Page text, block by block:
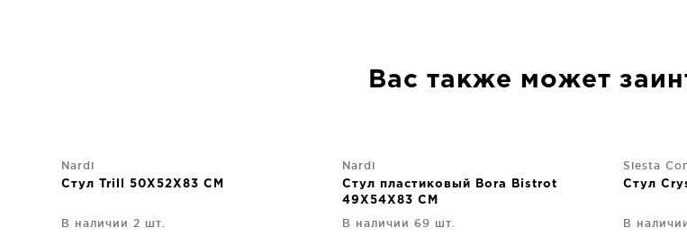
Вас также может
Nardi
Стул Trill 50X52X83 CM
В наличии 2 шт.
Nardi
Стул пластиковый Bora Bistrot
49X54X83 CM
В наличии 69 шт.
Siesta
Стул
В